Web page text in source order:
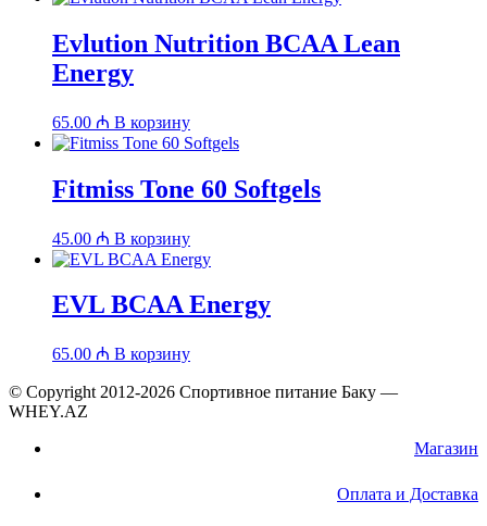
Evlution Nutrition BCAA Lean
Energy
65.00 ₼ В корзину
Fitmiss Tone 60 Softgels
45.00 ₼ В корзину
EVL BCAA Energy
65.00 ₼ В корзину
© Copyright 2012-2026 Спортивное питание Баку —
WHEY.AZ
Магазин
Оплата и Доставка